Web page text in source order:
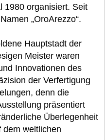
1980 organisiert. Seit
„OroArezzo“.
Hauptstadt der
Meister waren
Innovationen des
der Verfertigung
denn die
präsentiert
Überlegenheit
dem weltlichen